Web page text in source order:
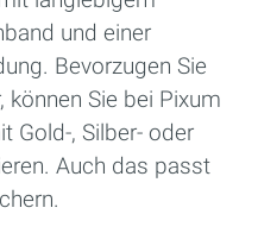
und einer
Bevorzugen Sie
Sie bei Pixum
Gold-, Silber- oder
Auch das passt